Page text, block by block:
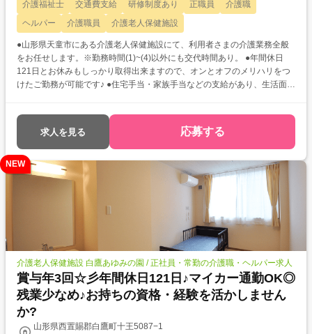
介護福祉士 交通費支給 研修制度あり 正職員
介護職
ヘルパー
介護職員 介護老人保健施設
●山形県天童市にある介護老人保健施設にて、利用者さまの介護業務全般
をお任せします。※勤務時間(1)~(4)以外にも交代時間あり。 ●年間休日
121日とお休みもしっかり取得出来ますので、オンとオフのメリハリをつ
けたご勤務が可能です♪ ●住宅手当・家族手当などの支給があり、生活面で
求人を見る 応募する
NEW
介護老人保健施設 白鷹あゆみの園 / 正社員・常勤の介護職・ヘルパー求人
賞与年3回☆彡年間休日121日♪マイカー通勤OK◎
残業少なめ♪お持ちの資格・経験を活かしません
か?
山形県西置賜郡白鷹町十王5087−1